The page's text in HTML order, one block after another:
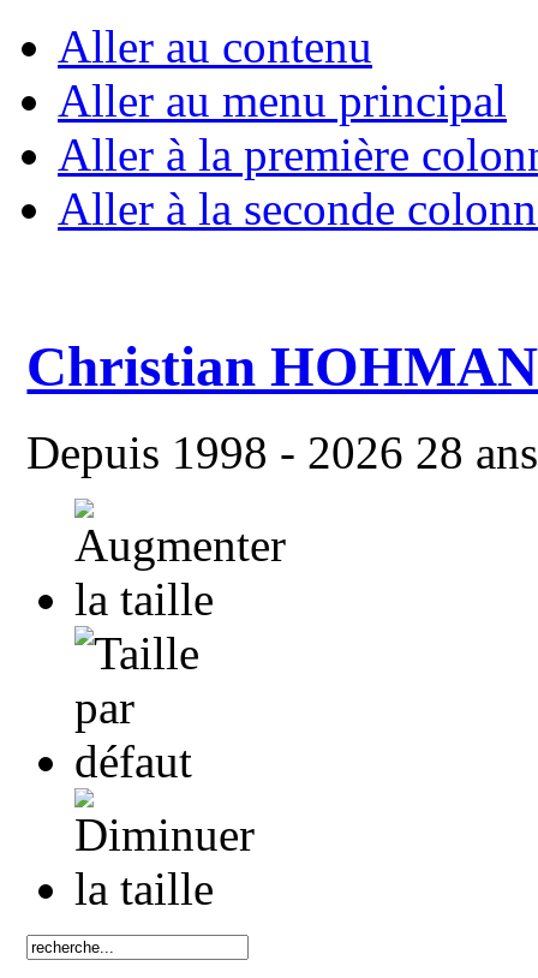
Aller au contenu
Aller au menu principal
Aller à la première
Aller à la seconde
Christian
Depuis 1998 - 2026 28